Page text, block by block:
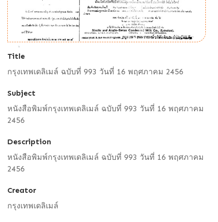
Title
กรุงเทพเดลิเมล์ ฉบับที่ 993 วันที่ 16 พฤศภาคม 2456
Subject
หนังสือพิมพ์กรุงเทพเดลิเมล์ ฉบับที่ 993 วันที่ 16 พฤศภาคม
2456
Description
หนังสือพิมพ์กรุงเทพเดลิเมล์ ฉบับที่ 993 วันที่ 16 พฤศภาคม
2456
Creator
กรุงเทพเดลิเมล์